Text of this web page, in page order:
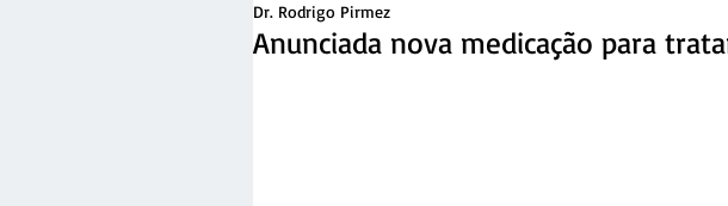
Anunciada nova medicação para
Dr. Rodrigo Pirmez